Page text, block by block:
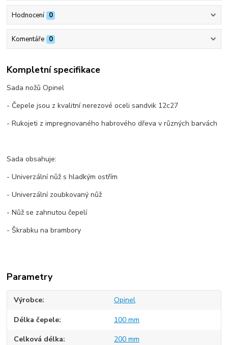
Hodnocení 0
Komentáře 0
Kompletní specifikace
Sada nožů Opinel
- Čepele jsou z kvalitní nerezové oceli sandvik 12c27
- Rukojeti z impregnovaného habrového dřeva v různých barvách
Sada obsahuje:
- Univerzální nůž s hladkým ostřím
- Univerzální zoubkovaný nůž
- Nůž se zahnutou čepelí
- Škrabku na brambory
Parametry
Výrobce Opinel
Délka čepele 100 mm
Celková délka 200 mm